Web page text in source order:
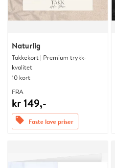
Naturlig
Takkekort | Premium trykk-
kvalitet
10 kort
FRA
kr 149,-
offers Faste lave priser